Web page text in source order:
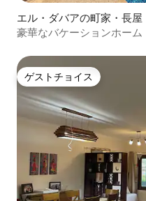
エル・ダバアの町家・長屋
豪華なバケーションホーム
ゲストチョイス
ゲストチョイス